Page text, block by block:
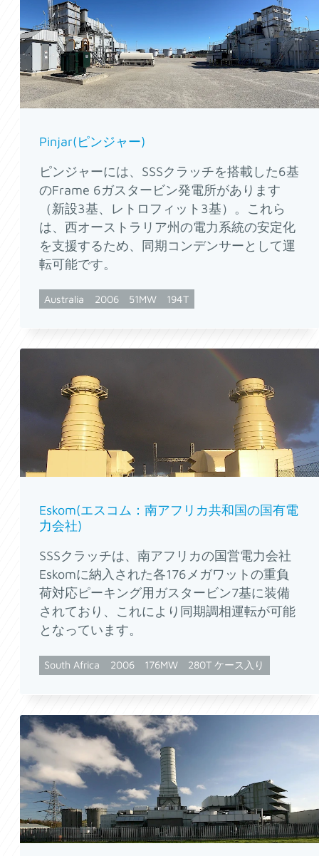
Pinjar(ピンジャー)
ピンジャーには、SSSクラッチを搭載した6基
のFrame 6ガスタービン発電所があります
（新設3基、レトロフィット3基）。これら
は、西オーストラリア州の電力系統の安定化
を支援するため、同期コンデンサーとして運
転可能です。
Australia 2006 51MW 194T
Eskom(エスコム：南アフリカ共和国の国有電
力会社)
SSSクラッチは、南アフリカの国営電力会社
Eskomに納入された各176メガワットの重負
荷対応ピーキング用ガスタービン7基に装備
されており、これにより同期調相運転が可能
となっています。
South Africa 2006 176MW 280T ケース入り